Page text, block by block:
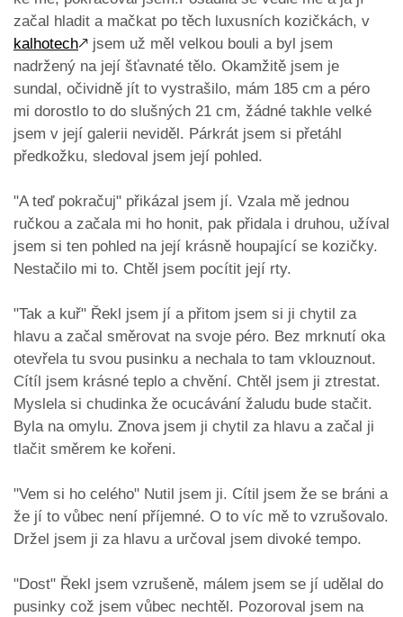
začal hladit a mačkat po těch luxusních kozičkách, v
kalhotech🡕 jsem už měl velkou bouli a byl jsem
nadržený na její šťavnaté tělo. Okamžitě jsem je
sundal, očividně jít to vystrašilo, mám 185 cm a péro
mi dorostlo to do slušných 21 cm, žádné takhle velké
jsem v její galerii neviděl. Párkrát jsem si přetáhl
předkožku, sledoval jsem její pohled.
"A teď pokračuj" přikázal jsem jí. Vzala mě jednou
ručkou a začala mi ho honit, pak přidala i druhou, užíval
jsem si ten pohled na její krásně houpající se kozičky.
Nestačilo mi to. Chtěl jsem pocítit její rty.
"Tak a kuř" Řekl jsem jí a přitom jsem si ji chytil za
hlavu a začal směrovat na svoje péro. Bez mrknutí oka
otevřela tu svou pusinku a nechala to tam vklouznout.
Cítíl jsem krásné teplo a chvění. Chtěl jsem ji ztrestat.
Myslela si chudinka že ocucávání žaludu bude stačit.
Byla na omylu. Znova jsem ji chytil za hlavu a začal ji
tlačit směrem ke kořeni.
"Vem si ho celého" Nutil jsem ji. Cítil jsem že se bráni a
že jí to vůbec není příjemné. O to víc mě to vzrušovalo.
Držel jsem ji za hlavu a určoval jsem divoké tempo.
"Dost" Řekl jsem vzrušeně, málem jsem se jí udělal do
pusinky což jsem vůbec nechtěl. Pozoroval jsem na